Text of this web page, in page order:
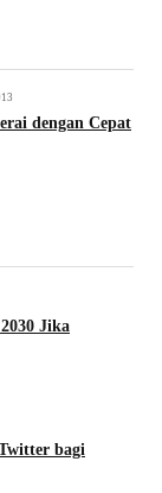
dengan Cepat
Jika
bagi